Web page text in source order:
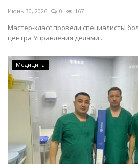
РАЗВЛЕЧЕНИЯ
OFFICIAL
Курултай
Язык
Русский
Июнь 30, 2026 0 167
Мастер-класс провели специалисты
центра Управления делами...
Медицина